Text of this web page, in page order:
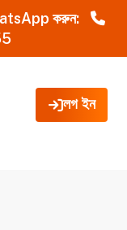
করুন:
লগ ইন